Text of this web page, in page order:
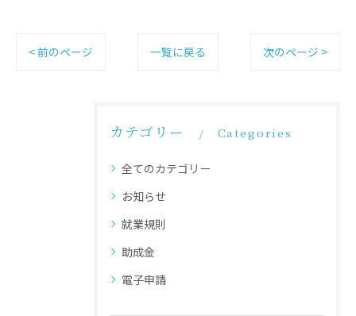
< 前のページ 一覧に戻る 次のページ >
カテゴリー Categories
全てのカテゴリー
お知らせ
就業規則
助成金
電子申請